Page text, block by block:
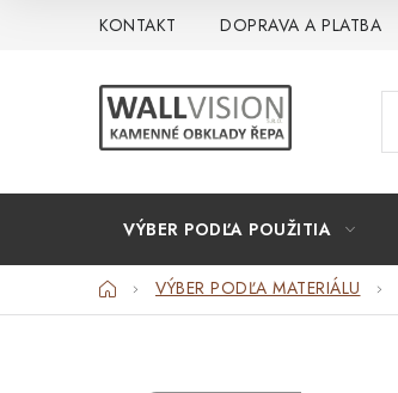
KONTAKT DOPRAVA A PLATBA
VÝBER PODĽA POUŽITIA
DomovVÝBER PODĽA MATERIÁLU